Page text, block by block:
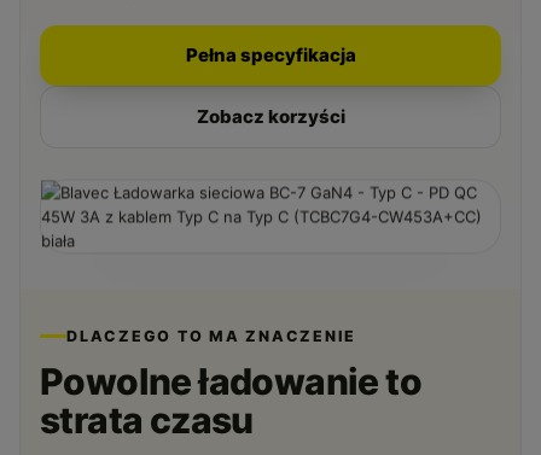
Pełna specyfikacja
Zobacz korzyści
DLACZEGO TO MA ZNACZENIE
Powolne ładowanie to
strata czasu